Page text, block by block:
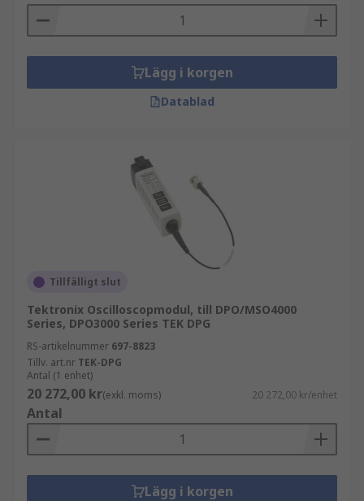
Lägg i korgen
Datablad
Tillfälligt slut
Tektronix Oscilloscopmodul, till DPO/MSO4000
Series, DPO3000 Series TEK DPG
RS-artikelnummer 697-8823
Tillv. art.nr TEK-DPG
Antal (1 enhet)
20 272,00 kr(exkl. moms) 20 272,00 kr/enhet
Antal
Lägg i korgen